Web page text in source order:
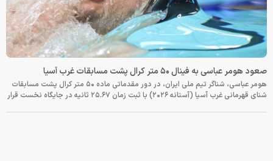
صعود هومر عباسی به فینال ۵۰ متر کرال پشت مسابقات غرب آسیا
هومر عباسی، شناگر تیم ملی ایران، در دور مقدماتی ماده ۵۰ متر کرال پشت مسابقات
شنای قهرمانی غرب آسیا (آستانه ۲۰۲۶) با ثبت زمان ۲۵.۶۷ ثانیه در جایگاه نخست قرار